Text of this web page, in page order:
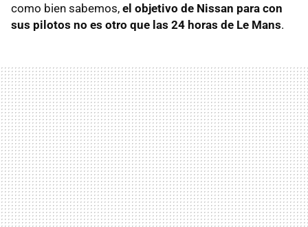
como bien sabemos, el objetivo de Nissan para con
sus pilotos no es otro que las 24 horas de Le Mans.